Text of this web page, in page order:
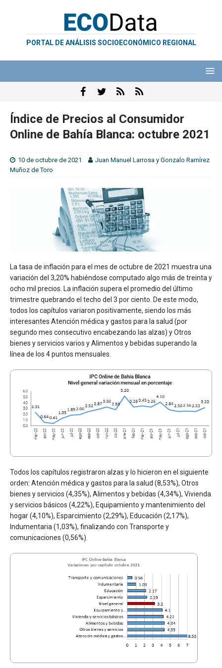
PORTAL DE ANÁLISIS SOCIOECONÓMICO REGIONAL
Índice de Precios al Consumidor
Online de Bahía Blanca: octubre 2021
10 de octubre de 2021 Juan Manuel Larrosa y Gonzalo Ramírez
Muñoz de Toro
La tasa de inflación para el mes de octubre de 2021 muestra una
variación del 3,20% habiéndose computado algo más de treinta y
ocho mil precios. La inflación supera el promedio del último
trimestre quebrando el techo del 3 por ciento. De este modo,
todos los capítulos variaron positivamente, siendo los más
interesantes Atención médica y gastos para la salud (por
segundo mes consecutivo encabezando las alzas) y Otros
bienes y servicios varios y Alimentos y bebidas superando la
línea de los 4 puntos mensuales.
Todos los capítulos registraron alzas y lo hicieron en el siguiente
orden: Atención médica y gastos para la salud (8,53%), Otros
bienes y servicios (4,35%), Alimentos y bebidas (4,34%), Vivienda
y servicios básicos (4,22%), Equipamiento y mantenimiento del
hogar (4,10%), Esparcimiento (2,29%), Educación (2,17%),
Indumentaria (1,03%), finalizando con Transporte y
comunicaciones (0,56%).